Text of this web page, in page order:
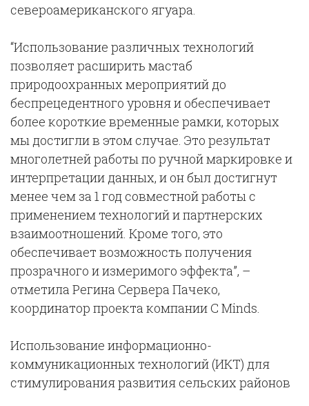
североамериканского ягуара.
“Использование различных технологий
позволяет расширить мастаб
природоохранных мероприятий до
беспрецедентного уровня и обеспечивает
более короткие временные рамки, которых
мы достигли в этом случае. Это результат
многолетней работы по ручной маркировке и
интерпретации данных, и он был достигнут
менее чем за 1 год совместной работы с
применением технологий и партнерских
взаимоотношений. Кроме того, это
обеспечивает возможность получения
прозрачного и измеримого эффекта”, –
отметила Регина Сервера Пачеко,
координатор проекта компании C Minds.
Использование информационно-
коммуникационных технологий (ИКТ) для
стимулирования развития сельских районов